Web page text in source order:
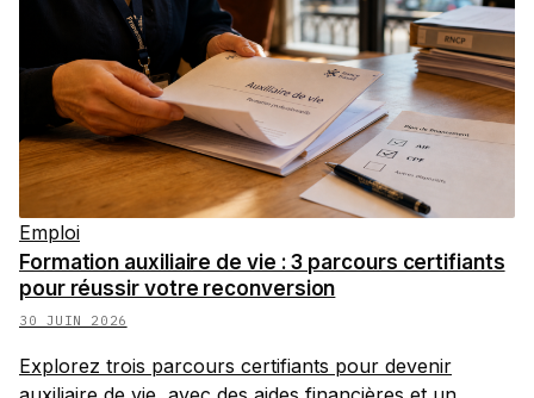
Emploi
Formation auxiliaire de vie : 3 parcours certifiants
pour réussir votre reconversion
30 JUIN 2026
Explorez trois parcours certifiants pour devenir